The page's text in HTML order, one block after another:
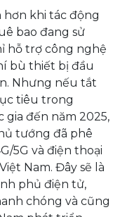
hơn khi tác động
bao đang sử
hỗ trợ công nghệ
bù thiết bị đầu
Nhưng nếu tắt
tiêu trong
đến năm 2025,
tướng đã phê
5G và điện thoại
Nam. Đây sẽ là
phủ điện tử,
chóng và cũng